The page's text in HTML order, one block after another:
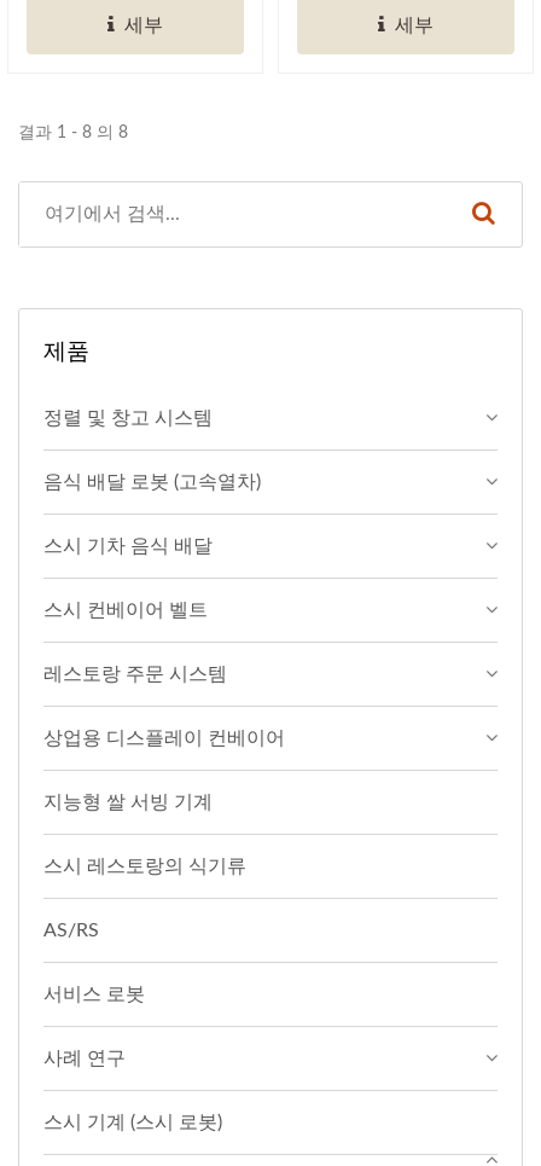
세부 세부
결과 1 - 8 의 8
제품
정렬 및 창고 시스템
음식 배달 로봇 (고속열차)
스시 기차 음식 배달
스시 컨베이어 벨트
레스토랑 주문 시스템
상업용 디스플레이 컨베이어
지능형 쌀 서빙 기계
스시 레스토랑의 식기류
AS/RS
서비스 로봇
사례 연구
스시 기계 (스시 로봇)